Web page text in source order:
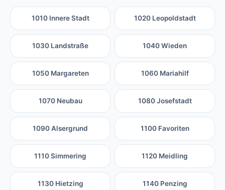
1010 Innere Stadt 1020 Leopoldstadt
1030 Landstraße 1040 Wieden
1050 Margareten 1060 Mariahilf
1070 Neubau 1080 Josefstadt
1090 Alsergrund 1100 Favoriten
1110 Simmering 1120 Meidling
1130 Hietzing 1140 Penzing